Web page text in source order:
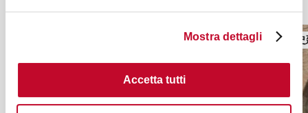
Mostra dettagli
Accetta tutti
塔、历